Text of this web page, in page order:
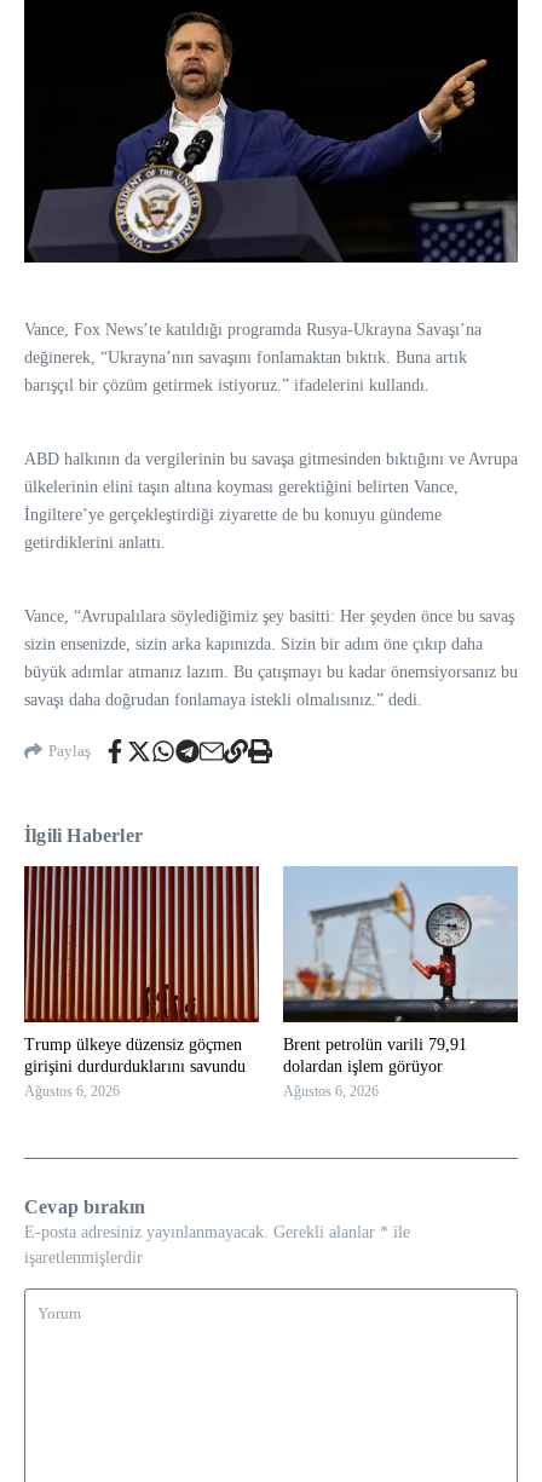
Vance, Fox News’te katıldığı programda Rusya-Ukrayna Savaşı’na
değinerek, “Ukrayna’nın savaşını fonlamaktan bıktık. Buna artık
barışçıl bir çözüm getirmek istiyoruz.” ifadelerini kullandı.
ABD halkının da vergilerinin bu savaşa gitmesinden bıktığını ve Avrupa
ülkelerinin elini taşın altına koyması gerektiğini belirten Vance,
İngiltere’ye gerçekleştirdiği ziyarette de bu konuyu gündeme
getirdiklerini anlattı.
Vance, “Avrupalılara söylediğimiz şey basitti: Her şeyden önce bu savaş
sizin ensenizde, sizin arka kapınızda. Sizin bir adım öne çıkıp daha
büyük adımlar atmanız lazım. Bu çatışmayı bu kadar önemsiyorsanız bu
savaşı daha doğrudan fonlamaya istekli olmalısınız.” dedi.
Paylaş
İlgili Haberler
Trump ülkeye düzensiz göçmen
girişini durdurduklarını savundu
Ağustos 6, 2026
Brent petrolün varili 79,91
dolardan işlem görüyor
Ağustos 6, 2026
Cevap bırakın
E-posta adresiniz yayınlanmayacak. Gerekli alanlar * ile
işaretlenmişlerdir